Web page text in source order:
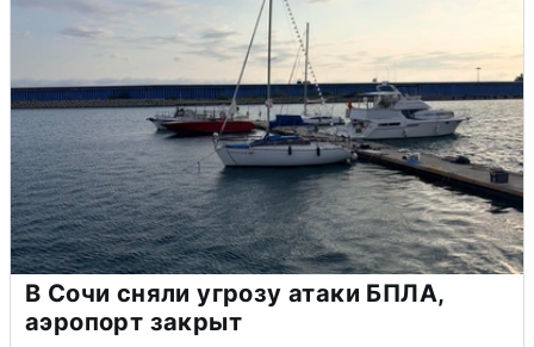
В Сочи сняли угрозу атаки БПЛА,
аэропорт закрыт